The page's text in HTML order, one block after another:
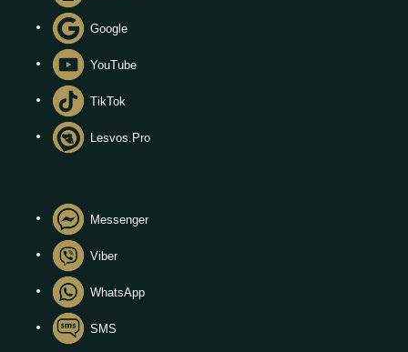
Google
YouTube
TikTok
Lesvos.Pro
Messenger
Viber
WhatsApp
SMS